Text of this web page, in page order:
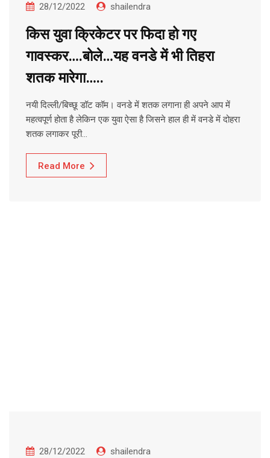
28/12/2022 shailendra
किस युवा क्रिकेटर पर फिदा हो गए
गावस्कर….बोले…यह वनडे में भी तिहरा
शतक मारेगा…..
नयी दिल्ली/बिच्छू डॉट कॉम। वनडे में शतक लगाना ही अपने आप में
महत्वपूर्ण होता है लेकिन एक युवा ऐसा है जिसने हाल ही में वनडे में दोहरा
शतक लगाकर पूरी…
Read More
28/12/2022 shailendra